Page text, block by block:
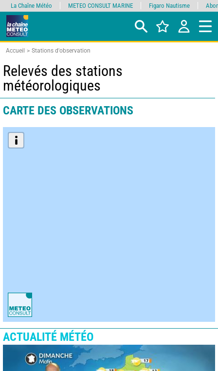
Accueil Stations d'observation
Relevés des stations
météorologiques
CARTE DES OBSERVATIONS
ACTUALITÉ MÉTÉO
La Chaîne Météo METEO CONSULT MARINE Figaro Nautisme